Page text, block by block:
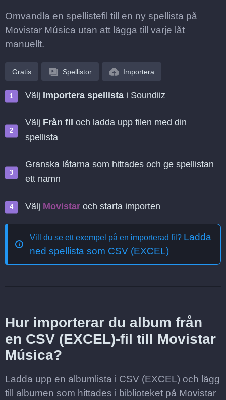
Omvandla en spellistefil till en ny spellista på
Movistar Música utan att lägga till varje låt
manuellt.
Gratis Spellistor Importera
Välj Importera spellista i Soundiiz
Välj Från fil och ladda upp filen med din
spellista
Granska låtarna som hittades och ge spellistan
ett namn
Välj Movistar och starta importen
Vill du se ett exempel på en importerad fil? Ladda
ned spellista som CSV (EXCEL)
Hur importerar du album från
en CSV (EXCEL)-fil till Movistar
Música?
Ladda upp en albumlista i CSV (EXCEL) och lägg
till albumen som hittades i biblioteket på Movistar